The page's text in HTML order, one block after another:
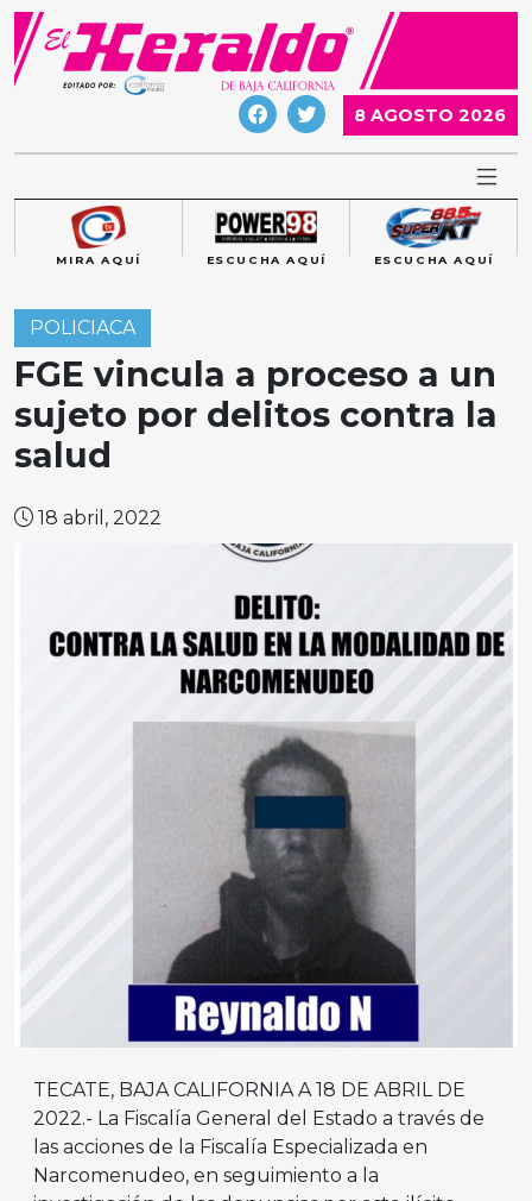
Skip
content
8 AGOSTO 2026
MIRA AQUÍ ESCUCHA AQUÍ ESCUCHA AQUÍ
POLICIACA
FGE vincula a proceso a un
sujeto por delitos contra la
salud
18 abril, 2022
TECATE, BAJA CALIFORNIA A 18 DE ABRIL DE
2022.- La Fiscalía General del Estado a través de
las acciones de la Fiscalía Especializada en
Narcomenudeo, en seguimiento a la